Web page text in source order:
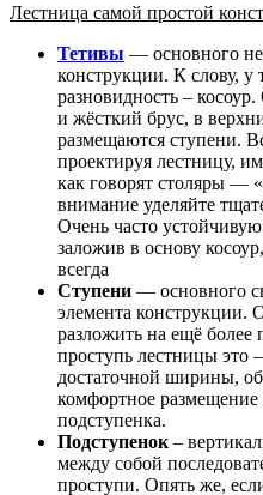
Лестница самой простой
Тетивы — основного
конструкции. К слову, у
разновидность –
и жёсткий брус, в
размещаются ступени.
проектируя лестницу,
как говорят столяры —
внимание уделяйте
Очень часто
заложив в основу
всегда
Ступени — основного
элемента конструкции.
разложить на ещё более
проступь лестницы это
достаточной ширины,
комфортное размещение
подступенка.
Подступенок –
между собой
проступи. Опять же,